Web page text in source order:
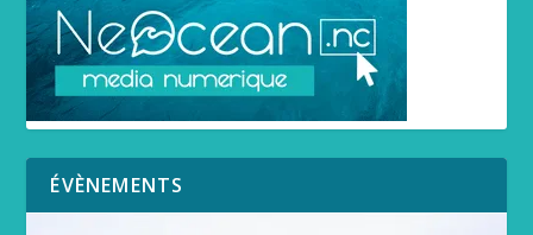
ÉVÈNEMENTS